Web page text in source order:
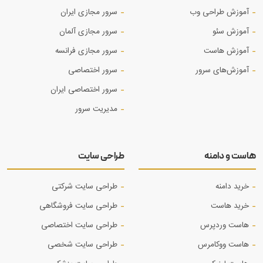
آموزش طراحی وب
آموزش‌ سئو
آموزش هاست
آموزش‌های سرور
سرور مجازی ایران
سرور مجازی آلمان
سرور مجازی فرانسه
سرور اختصاصی
سرور اختصاصی ایران
مدیریت سرور
هاست و دامنه
خرید دامنه
خرید هاست
هاست وردپرس
هاست ووکامرس
طراحی سایت
طراحی سایت شرکتی
طراحی سایت فروشگاهی
طراحی سایت اختصاصی
طراحی سایت شخصی